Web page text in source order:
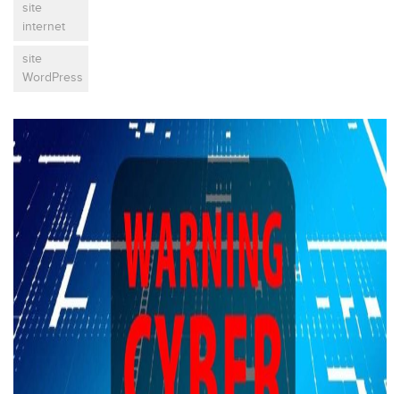
site
internet
site
WordPress